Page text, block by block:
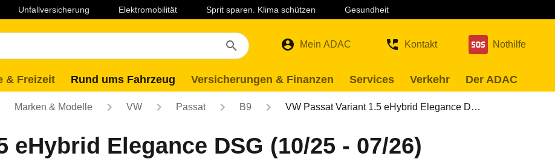
Unfallversicherung Elektromobilität Sprit sparen. Klima schützen Gesundheit
Mein ADAC Kontakt Nothilfe
& Freizeit Rund ums Fahrzeug Versicherungen & Finanzen Services Verkehr Der ADAC
Marken & Modelle VW Passat B9 VW Passat Variant 1.5 eHybrid Elegance D…
eHybrid Elegance DSG (10/25 - 07/26)